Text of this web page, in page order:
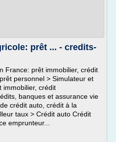
prêt ... - credits-
France: prêt immobilier, crédit
personnel > Simulateur et
immobilier, crédit
banques et assurance vie
crédit auto, crédit à la
taux > Crédit auto Crédit
emprunteur...